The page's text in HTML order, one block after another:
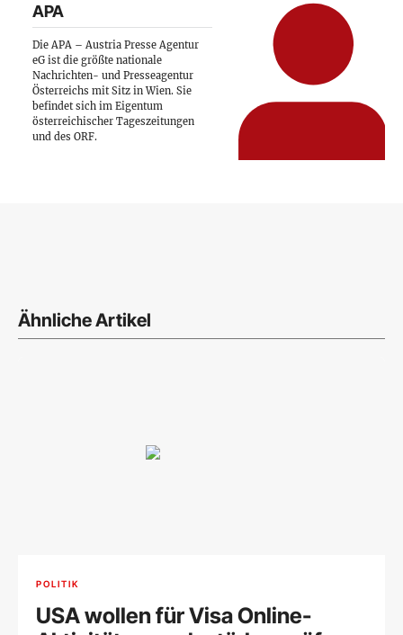
APA
Die APA – Austria Presse Agentur
eG ist die größte nationale
Nachrichten- und Presseagentur
Österreichs mit Sitz in Wien. Sie
befindet sich im Eigentum
österreichischer Tageszeitungen
und des ORF.
Ähnliche Artikel
POLITIK
USA wollen für Visa Online-